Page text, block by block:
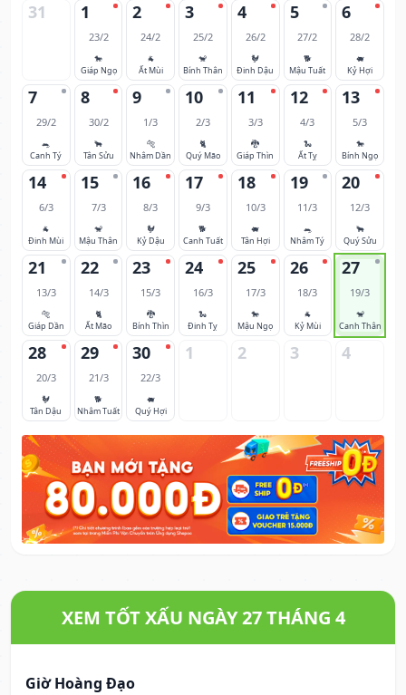
31 1
23/2
🐎
Giáp Ngọ
2
24/2
🐐
Ất Mùi
3
25/2
🐒
Bính Thân
4
26/2
🐓
Đinh Dậu
5
27/2
🐕
Mậu Tuất
6
28/2
🐖
Kỷ Hợi
7
29/2
🐀
Canh Tý
8
30/2
🐂
Tân Sửu
9
1/3
🐅
Nhâm Dần
10
2/3
🐈
Quý Mão
11
3/3
🐉
Giáp Thìn
12
4/3
🐍
Ất Tỵ
13
5/3
🐎
Bính Ngọ
14
6/3
🐐
Đinh Mùi
15
7/3
🐒
Mậu Thân
16
8/3
🐓
Kỷ Dậu
17
9/3
🐕
Canh Tuất
18
10/3
🐖
Tân Hợi
19
11/3
🐀
Nhâm Tý
20
12/3
🐂
Quý Sửu
21
13/3
🐅
Giáp Dần
22
14/3
🐈
Ất Mão
23
15/3
🐉
Bính Thìn
24
16/3
🐍
Đinh Tỵ
25
17/3
🐎
Mậu Ngọ
26
18/3
🐐
Kỷ Mùi
27
19/3
🐒
Canh Thân
28
20/3
🐓
Tân Dậu
29
21/3
🐕
Nhâm Tuất
30
22/3
🐖
Quý Hợi
1 2 3 4
XEM TỐT XẤU NGÀY 27 THÁNG 4
Giờ Hoàng Đạo